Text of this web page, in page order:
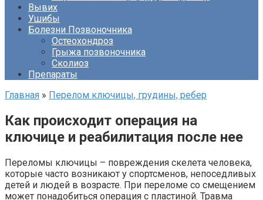
Вывих
Ушибы
Болезни Позвоночника
Остеохондроз
Грыжа позвоночника
Сколиоз
Препараты
Главная » Перелом ключицы, грудины, ребер
Как происходит операция на
ключице и реабилитация после нее
Переломы ключицы – повреждения скелета человека,
которые часто возникают у спортсменов, непоседливых
детей и людей в возрасте. При переломе со смещением
может понадобиться операция с пластиной. Травма